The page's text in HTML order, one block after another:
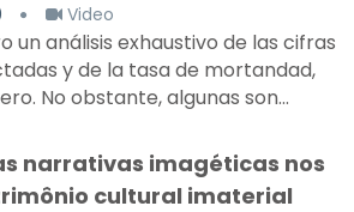
Video
un análisis exhaustivo de las cifras
y de la tasa de mortandad,
No obstante, algunas son...
narrativas imagéticas nos
cultural imaterial